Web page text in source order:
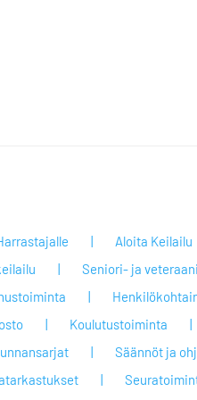
Aloita Keilailu
Seniori- ja
Koulutustoiminta
Säännöt ja